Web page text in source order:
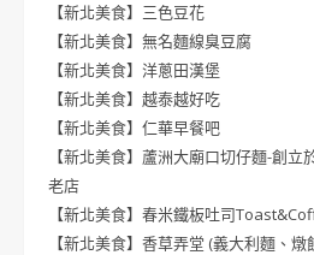
【新北美食】三色豆花
【新北美食】無名麵線臭豆腐
【新北美食】洋蔥田漢堡
【新北美食】越泰越好吃
【新北美食】仁華早餐吧
【新北美食】蘆洲大廟口切仔麵-創
老店
【新北美食】春米鐵板吐司
【新北美食】香草弄堂 (義大利麵、